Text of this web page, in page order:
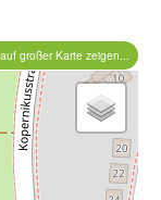
großer Karte zeigen...